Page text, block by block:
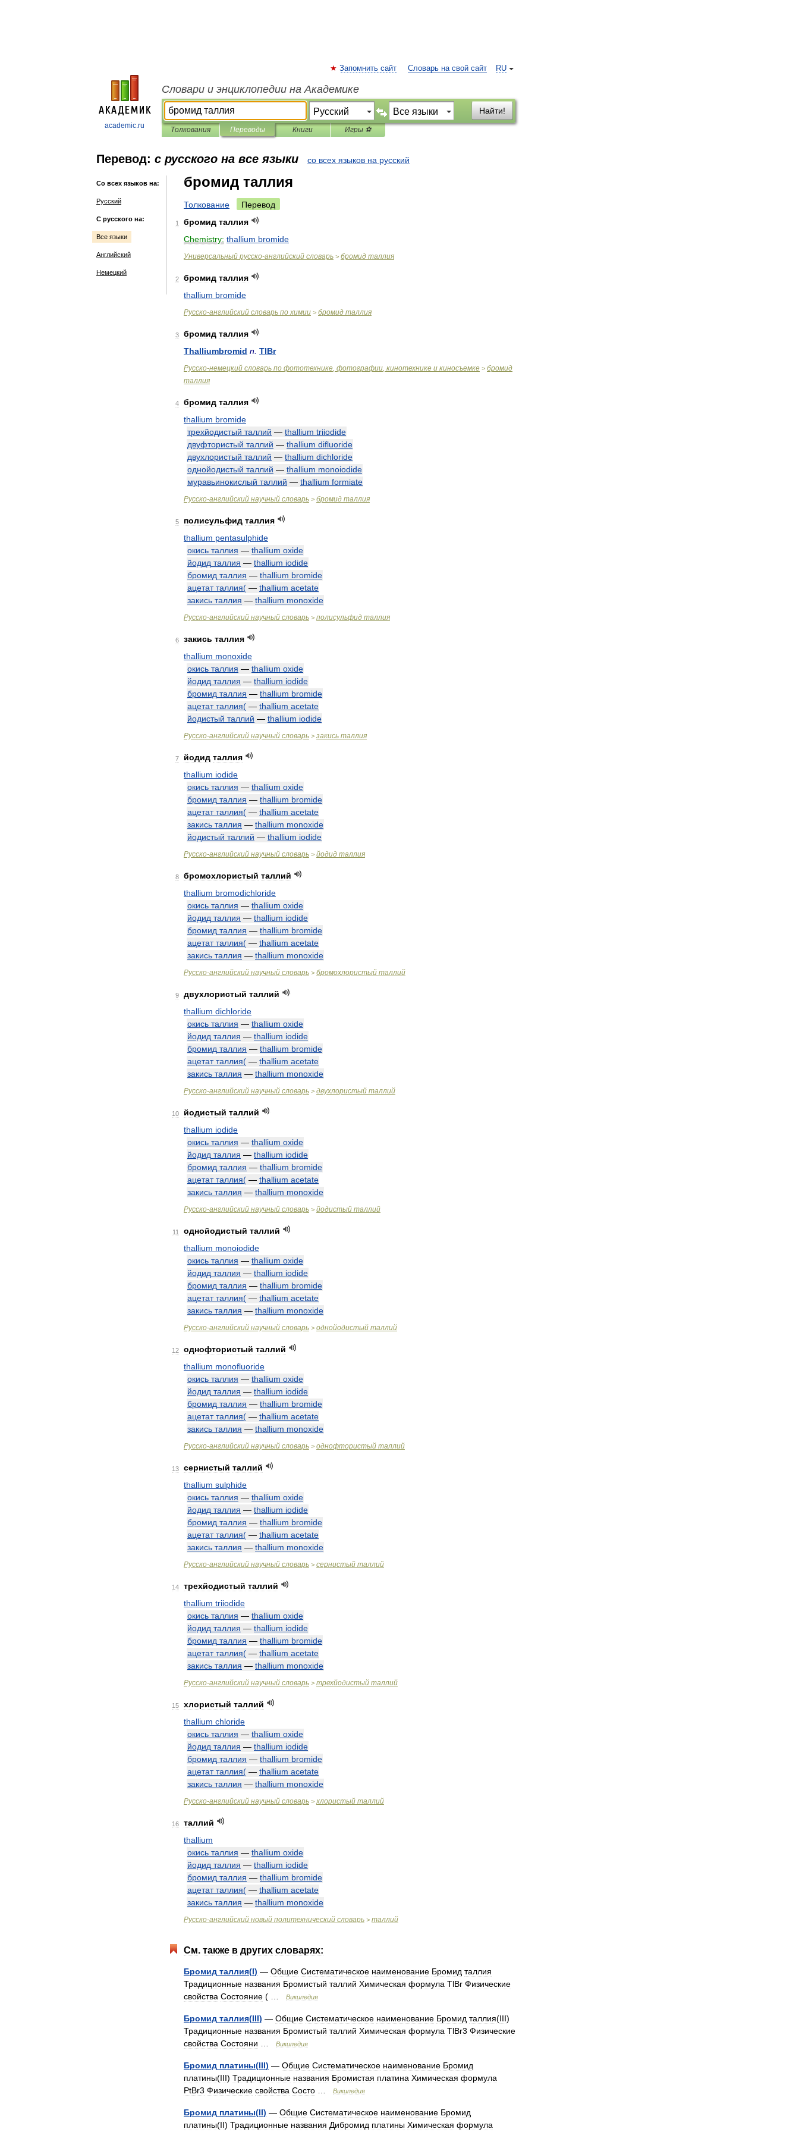
academic.ru
RU
Запомнить сайт Словарь на свой сайт
Словари и энциклопедии на Академике
Найти!
Толкования Переводы Книги Игры ⚽
Перевод: с русского на все языки со всех языков на русский
Со всех языков на:
Русский
С русского на:
Все языки
Английский
Немецкий
бромид таллия
Толкование Перевод
1 бромид таллия
Chemistry: thallium bromide
Универсальный русско-английский словарь > бромид таллия
2 бромид таллия
thallium bromide
Русско-английский словарь по химии > бромид таллия
3 бромид таллия
Thalliumbromid n TlBr
Русско-немецкий словарь по фототехнике, фотографии, кинотехнике и киносъемке > бромид
таллия
4 бромид таллия
thallium bromide
трехйодистый таллий — thallium triiodide
двуфтористый таллий — thallium difluoride
двухлористый таллий — thallium dichloride
однойодистый таллий — thallium monoiodide
муравьинокислый таллий — thallium formiate
Русско-английский научный словарь > бромид таллия
5 полисульфид таллия
thallium pentasulphide
окись таллия — thallium oxide
йодид таллия — thallium iodide
бромид таллия — thallium bromide
ацетат таллия( — thallium acetate
закись таллия — thallium monoxide
Русско-английский научный словарь > полисульфид таллия
6 закись таллия
thallium monoxide
окись таллия — thallium oxide
йодид таллия — thallium iodide
бромид таллия — thallium bromide
ацетат таллия( — thallium acetate
йодистый таллий — thallium iodide
Русско-английский научный словарь > закись таллия
7 йодид таллия
thallium iodide
окись таллия — thallium oxide
бромид таллия — thallium bromide
ацетат таллия( — thallium acetate
закись таллия — thallium monoxide
йодистый таллий — thallium iodide
Русско-английский научный словарь > йодид таллия
8 бромохлористый таллий
thallium bromodichloride
окись таллия — thallium oxide
йодид таллия — thallium iodide
бромид таллия — thallium bromide
ацетат таллия( — thallium acetate
закись таллия — thallium monoxide
Русско-английский научный словарь > бромохлористый таллий
9 двухлористый таллий
thallium dichloride
окись таллия — thallium oxide
йодид таллия — thallium iodide
бромид таллия — thallium bromide
ацетат таллия( — thallium acetate
закись таллия — thallium monoxide
Русско-английский научный словарь > двухлористый таллий
10 йодистый таллий
thallium iodide
окись таллия — thallium oxide
йодид таллия — thallium iodide
бромид таллия — thallium bromide
ацетат таллия( — thallium acetate
закись таллия — thallium monoxide
Русско-английский научный словарь > йодистый таллий
11 однойодистый таллий
thallium monoiodide
окись таллия — thallium oxide
йодид таллия — thallium iodide
бромид таллия — thallium bromide
ацетат таллия( — thallium acetate
закись таллия — thallium monoxide
Русско-английский научный словарь > однойодистый таллий
12 однофтористый таллий
thallium monofluoride
окись таллия — thallium oxide
йодид таллия — thallium iodide
бромид таллия — thallium bromide
ацетат таллия( — thallium acetate
закись таллия — thallium monoxide
Русско-английский научный словарь > однофтористый таллий
13 сернистый таллий
thallium sulphide
окись таллия — thallium oxide
йодид таллия — thallium iodide
бромид таллия — thallium bromide
ацетат таллия( — thallium acetate
закись таллия — thallium monoxide
Русско-английский научный словарь > сернистый таллий
14 трехйодистый таллий
thallium triiodide
окись таллия — thallium oxide
йодид таллия — thallium iodide
бромид таллия — thallium bromide
ацетат таллия( — thallium acetate
закись таллия — thallium monoxide
Русско-английский научный словарь > трехйодистый таллий
15 хлористый таллий
thallium chloride
окись таллия — thallium oxide
йодид таллия — thallium iodide
бромид таллия — thallium bromide
ацетат таллия( — thallium acetate
закись таллия — thallium monoxide
Русско-английский научный словарь > хлористый таллий
16
таллий
thallium
окись таллия — thallium oxide
йодид таллия — thallium iodide
бромид таллия — thallium bromide
ацетат таллия( — thallium acetate
закись таллия — thallium monoxide
Русско-английский новый политехнический словарь > таллий
См. также в других словарях:
Бромид таллия(I) — Общие Систематическое наименование Бромид таллия
Традиционные названия Бромистый таллий Химическая формула TlBr Физические
свойства Состояние ( … Википедия
Бромид таллия(III) — Общие Систематическое наименование Бромид таллия(III)
Традиционные названия Бромистый таллий Химическая формула TlBr3 Физические
свойства Состояни Википедия
Бромид платины(III) — Общие Систематическое наименование Бромид
платины(III) Традиционные названия Бромистая платина Химическая формула
PtBr3 Физические свойства Состо Википедия
Бромид платины(II) — Общие Систематическое наименование Бромид
платины(II) Традиционные названия Дибромид платины Химическая формула